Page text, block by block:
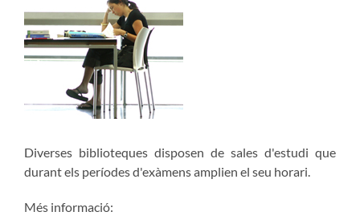
Diverses biblioteques disposen de sales d'estudi que
durant els períodes d'exàmens amplien el seu horari.
Més informació: